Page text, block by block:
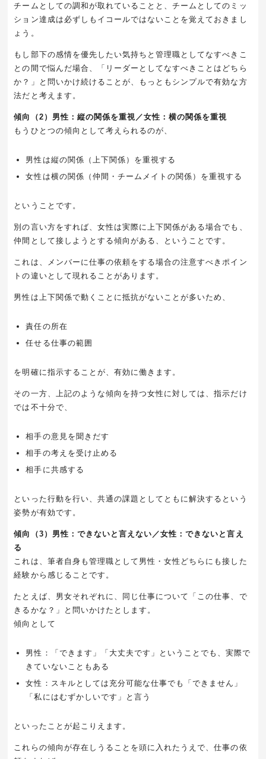
チームとしての調和が取れていることと、チームとしてのミッ
ション達成は必ずしもイコールではないことを覚えておきまし
ょう。
もし部下の感情を優先したい気持ちと管理職としてなすべきこ
との間で悩んだ場合、「リーダーとしてなすべきことはどちら
か？」と問いかけ続けることが、もっともシンプルで有効な方
法だと考えます。
傾向（2）男性：縦の関係を重視／女性：横の関係を重視
もうひとつの傾向として考えられるのが、
男性は縦の関係（上下関係）を重視する
女性は横の関係（仲間・チームメイトの関係）を重視する
ということです。
別の言い方をすれば、女性は実際に上下関係がある場合でも、
仲間として接しようとする傾向がある、ということです。
これは、メンバーに仕事の依頼をする場合の注意すべきポイン
トの違いとして現れることがあります。
男性は上下関係で動くことに抵抗がないことが多いため、
責任の所在
任せる仕事の範囲
を明確に指示することが、有効に働きます。
その一方、上記のような傾向を持つ女性に対しては、指示だけ
では不十分で、
相手の意見を聞きだす
相手の考えを受け止める
相手に共感する
といった行動を行い、共通の課題としてともに解決するという
姿勢が有効です。
傾向（3）男性：できないと言えない／女性：できないと言え
る
これは、筆者自身も管理職として男性・女性どちらにも接した
経験から感じることです。
たとえば、男女それぞれに、同じ仕事について「この仕事、で
きるかな？」と問いかけたとします。
傾向として
男性：「できます」「大丈夫です」ということでも、実際で
きていないこともある
女性：スキルとしては充分可能な仕事でも「できません」
「私にはむずかしいです」と言う
といったことが起こりえます。
これらの傾向が存在しうることを頭に入れたうえで、仕事の依